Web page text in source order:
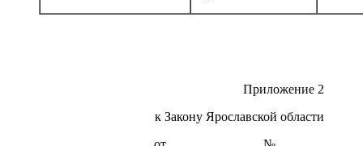
Приложение 2
к Закону Ярославской области